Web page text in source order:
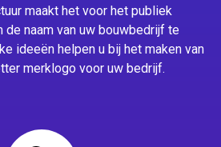
maakt het voor het publiek
de naam van uw bouwbedrijf te
ideeën helpen u bij het maken van
merklogo voor uw bedrijf.